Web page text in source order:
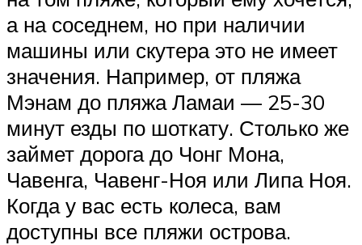
а на соседнем, но при наличии
машины или скутера это не имеет
значения. Например, от пляжа
Мэнам до пляжа Ламаи — 25-30
минут езды по шоткату. Столько же
займет дорога до Чонг Мона,
Чавенга, Чавенг-Ноя или Липа Ноя.
Когда у вас есть колеса, вам
доступны все пляжи острова.